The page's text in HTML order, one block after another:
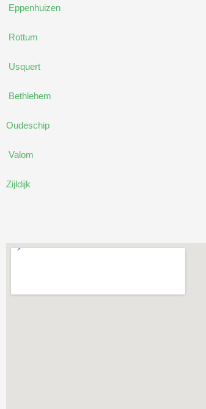
Eppenhuizen
Rottum
Usquert
Bethlehem
Oudeschip
Valom
Zijldijk